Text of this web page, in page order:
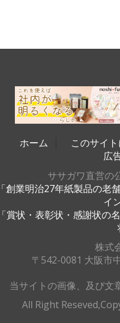
ホーム このサイ
広
ササガワ直営の
創業明治27年紙製品の老
イ
賞状・表彰状・感謝状の
株式
〒542-0081 大阪市
当サイトの画像、及び文
All Right